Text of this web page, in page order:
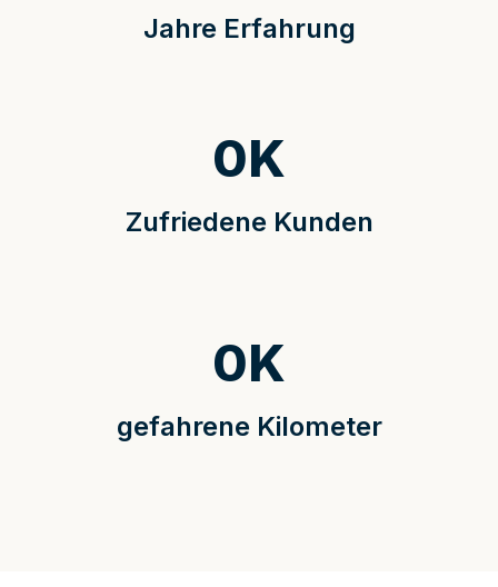
Jahre Erfahrung
Zufriedene Kunden
0K
gefahrene Kilometer
0K